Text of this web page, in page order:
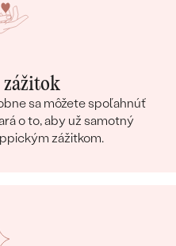
zážitok
sa môžete spoľahnúť
o to, aby už samotný
zážitkom.